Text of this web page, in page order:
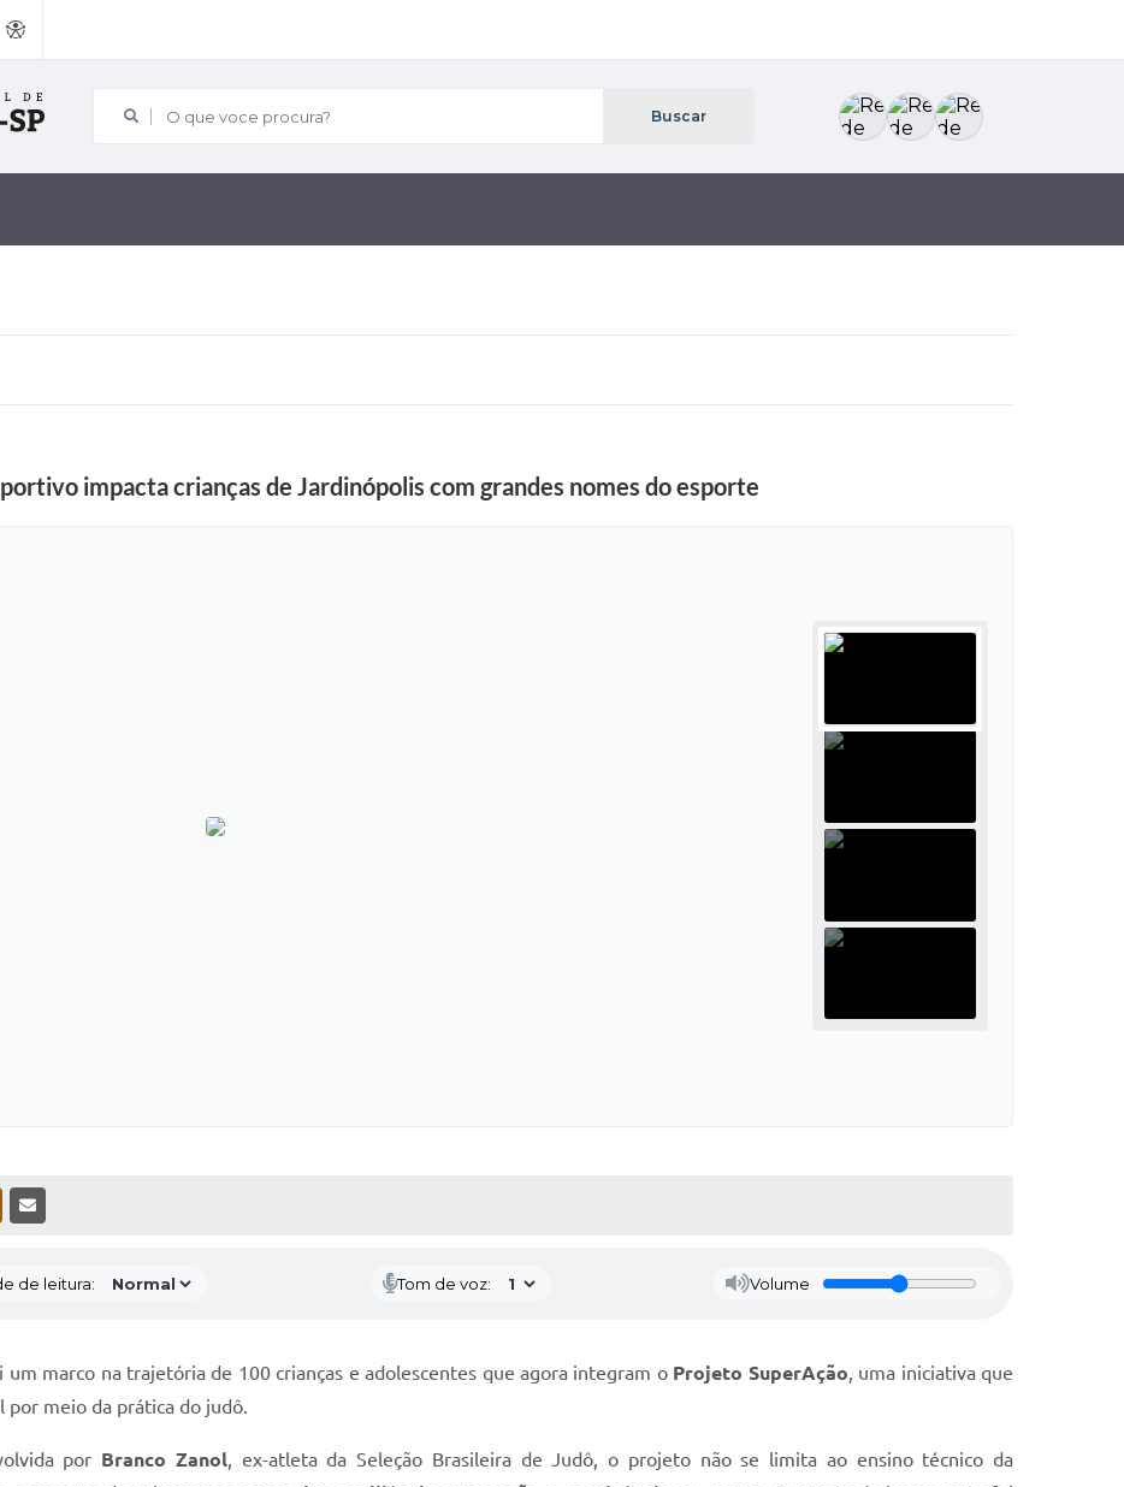
O que voce procura?
impacta crianças de Jardinópolis com grandes nomes do esporte
OUTRAS MÍDIAS
de leitura: Tom de voz: Volume
marco na trajetória de 100 crianças e adolescentes que agora integram o Projeto SuperAção , uma iniciativa que
meio da prática do judô.
por Branco Zanol , ex-atleta da Seleção Brasileira de Judô, o projeto não se limita ao ensino técnico da